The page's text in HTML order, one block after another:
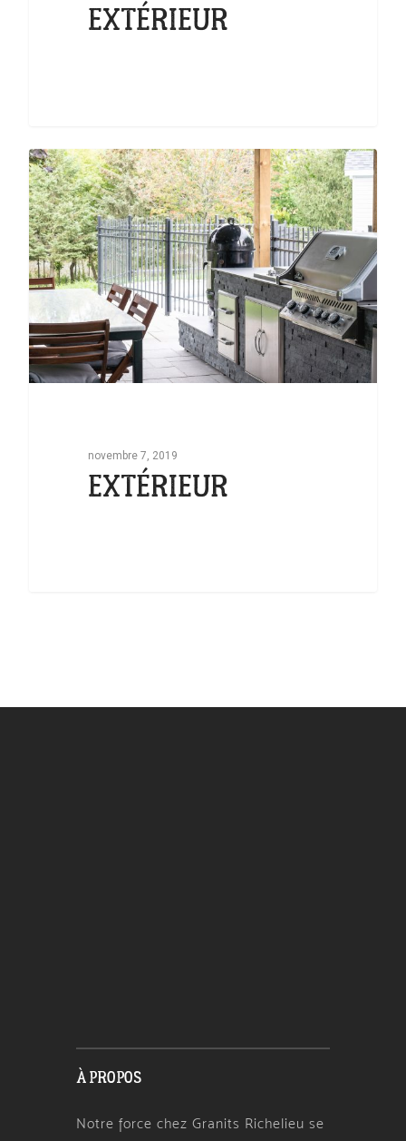
EXTÉRIEUR
novembre 7, 2019
EXTÉRIEUR
0
À PROPOS
Notre force chez Granits Richelieu se